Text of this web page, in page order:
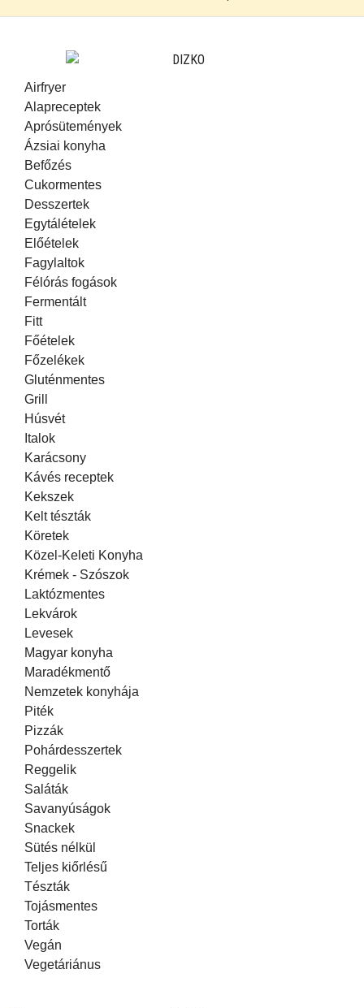
Airfryer
Alapreceptek
Aprósütemények
Ázsiai konyha
Befőzés
Cukormentes
Desszertek
Egytálételek
Előételek
Fagylaltok
Félórás fogások
Fermentált
Fitt
Főételek
Főzelékek
Gluténmentes
Grill
Húsvét
Italok
Karácsony
Kávés receptek
Kekszek
Kelt tészták
Köretek
Közel-Keleti Konyha
Krémek - Szószok
Laktózmentes
Lekvárok
Levesek
Magyar konyha
Maradékmentő
Nemzetek konyhája
Piték
Pizzák
Pohárdesszertek
Reggelik
Saláták
Savanyúságok
Snackek
Sütés nélkül
Teljes kiőrlésű
Tészták
Tojásmentes
Torták
Vegán
Vegetáriánus